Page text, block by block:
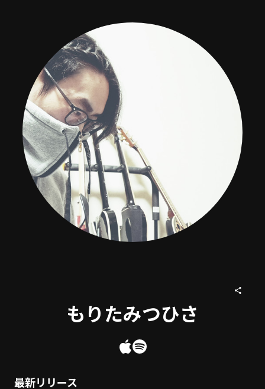
もりたみつひさ
最新リリース